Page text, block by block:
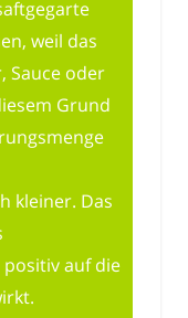
weil das
Sauce oder
Grund
kleiner. Das
auf die